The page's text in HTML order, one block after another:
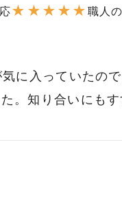
★ ★ ★ ★ ★ 職人
に入っていたの
。知り合いにも